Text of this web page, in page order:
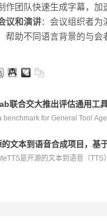
作团队快速生成字幕，加
议和演讲：会议组织者为
帮助不同语言背景的与会
联合交大推出评估通用工
benchmark for General Tool
文本到语音合成项目，基
是开源的文本到语音（TTS